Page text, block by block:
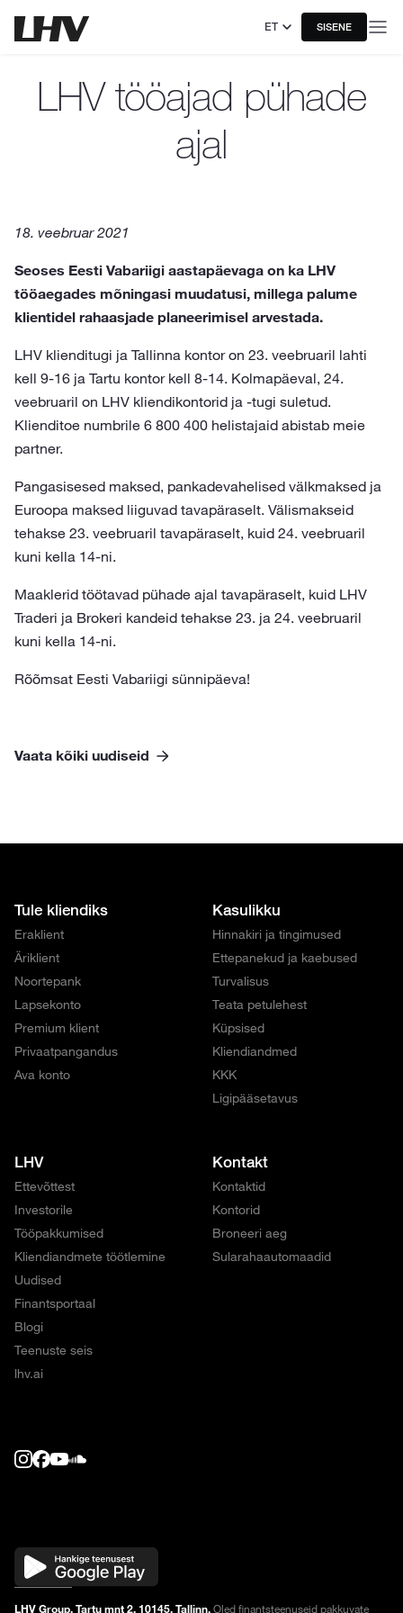
ET SISENE
LHV tööajad pühade
ajal
18. veebruar 2021
Seoses Eesti Vabariigi aastapäevaga on ka LHV
tööaegades mõningasi muudatusi, millega palume
klientidel rahaasjade planeerimisel arvestada.
LHV klienditugi ja Tallinna kontor on 23. veebruaril lahti
kell 9-16 ja Tartu kontor kell 8-14. Kolmapäeval, 24.
veebruaril on LHV kliendikontorid ja -tugi suletud.
Klienditoe numbrile 6 800 400 helistajaid abistab meie
partner.
Pangasisesed maksed, pankadevahelised välkmaksed ja
Euroopa maksed liiguvad tavapäraselt. Välismakseid
tehakse 23. veebruaril tavapäraselt, kuid 24. veebruaril
kuni kella 14-ni.
Maaklerid töötavad pühade ajal tavapäraselt, kuid LHV
Traderi ja Brokeri kandeid tehakse 23. ja 24. veebruaril
kuni kella 14-ni.
Rõõmsat Eesti Vabariigi sünnipäeva!
Vaata kõiki uudiseid
Tule kliendiks
Eraklient
Äriklient
Noortepank
Lapsekonto
Premium klient
Privaatpangandus
Ava konto
Kasulikku
Hinnakiri ja tingimused
Ettepanekud ja kaebused
Turvalisus
Teata petulehest
Küpsised
Kliendiandmed
KKK
Ligipääsetavus
LHV
Ettevõttest
Investorile
Tööpakkumised
Kliendiandmete töötlemine
Uudised
Finantsportaal
Blogi
Teenuste seis
lhv.ai
Kontakt
Kontaktid
Kontorid
Broneeri aeg
Sularahaautomaadid
LHV Group, Tartu mnt 2, 10145, Tallinn.Oled finantsteenuseid pakkuvate